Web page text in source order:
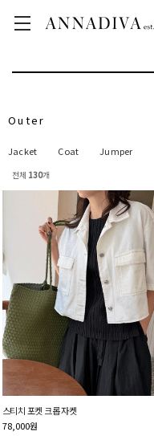
ANNA JEWELRY
Outer
Jacket Coat Jumper
전체 130개
스티치 포켓 크롭 자켓
78,000원